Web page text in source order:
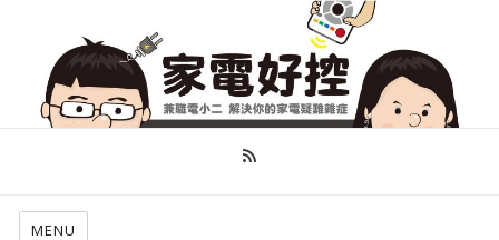
幫你做好功課，看了就知怎麼找出適合自己的家電
MENU